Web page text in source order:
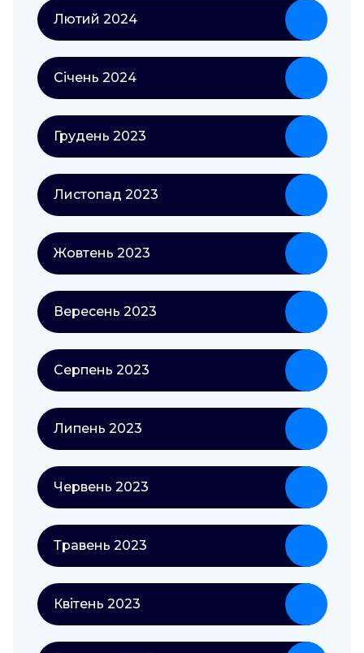
Лютий 2024
Січень 2024
Грудень 2023
Листопад 2023
Жовтень 2023
Вересень 2023
Серпень 2023
Липень 2023
Червень 2023
Травень 2023
Квітень 2023